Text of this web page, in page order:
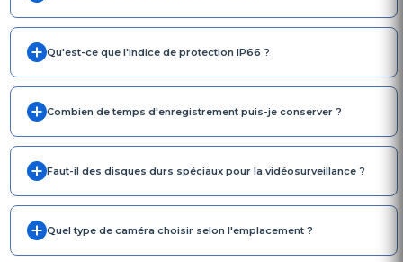
Qu'est-ce que l'indice de protection IP66 ?
Combien de temps d'enregistrement puis-je conserver ?
Faut-il des disques durs spéciaux pour la vidéosurveillance ?
Quel type de caméra choisir selon l'emplacement ?